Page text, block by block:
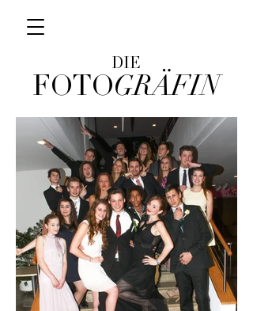
DIE
FOTOGRÄFIN